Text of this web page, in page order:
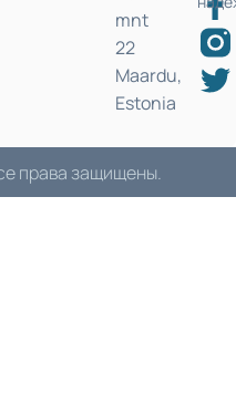
mnt
22
Maardu,
Estonia
права защищены.